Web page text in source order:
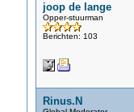
joop de lange
Opper-stuurman
Berichten: 103
Rinus.N